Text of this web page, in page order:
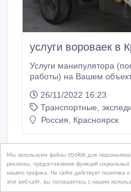
Мы используем файлы cookie для
рекламы, предоставления функций социальных
нашего трафика. На сайте действует политика
этот веб-сайт, вы соглашаетесь с нашим
услуги вороваек в
Услуги манипулятора
работы) на Вашем
ширина 2, 2. м. , стрела 3 тонны. Грузоперевозки
(не заменим в перевозке
ЖБИ, металла, дерева, оборудования и т. д. ) по
26/11/2022 16:23
Транспортные,
Россия, Красноярск